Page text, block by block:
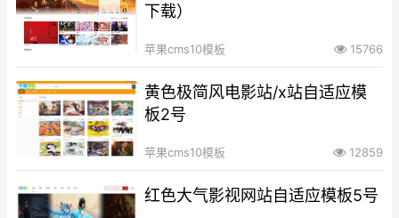
下载）
苹果cms10模板 15766
黄色极简风电影站/x站自适应模
板2号
苹果cms10模板 12859
红色大气影视网站自适应模板5号